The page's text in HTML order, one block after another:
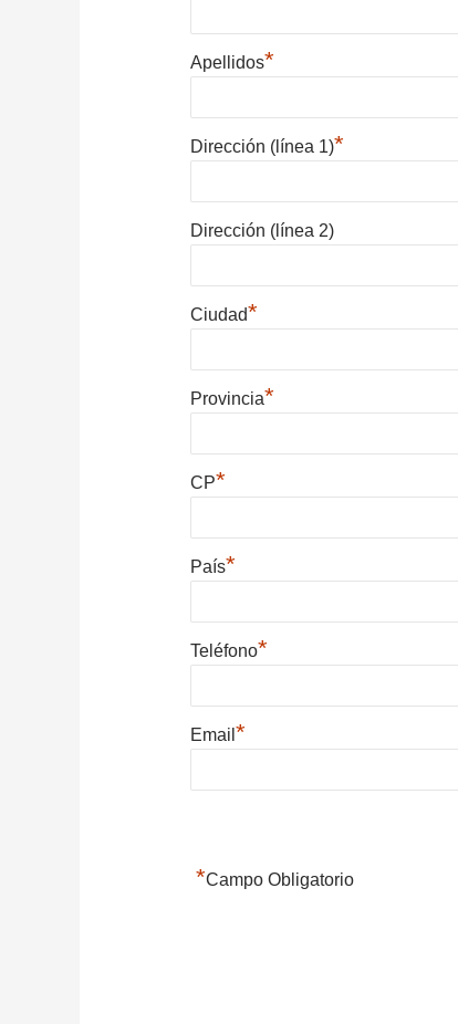
Apellidos*
Dirección (línea 1)*
Dirección (línea 2)
Ciudad*
Provincia*
CP*
País*
Teléfono*
Email*
*Campo Obligatorio